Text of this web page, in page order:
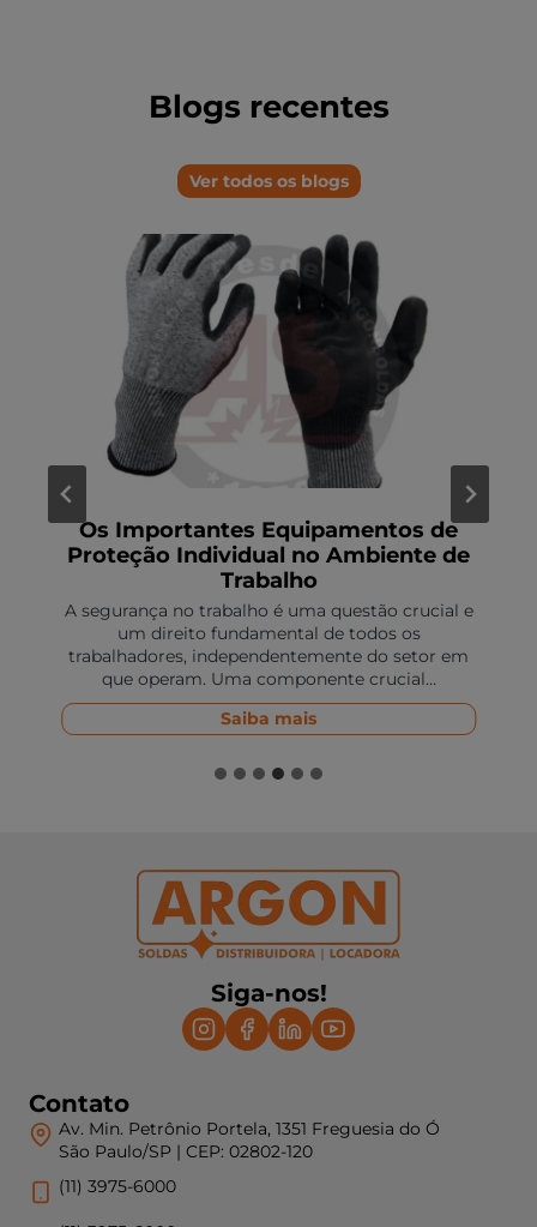
Blogs recentes
Ver todos os blogs
Quais discos são mais adequados
para cortar metais?
Bem-vindo ao WordPress. Esta é sua primeira
entrada. Edite ou exclua e comece a escrever!
Os discos são peças fundamentais em diversos
setores, como a indústria, construção…
Saiba mais Q
u
a
s
c
o
s
s
ã
o
m
a
d
Siga-nos!
Contato
Av. Min. Petrônio Portela, 1351 Freguesia do Ó
São Paulo/SP | CEP: 02802-120
(11) 3975-6000